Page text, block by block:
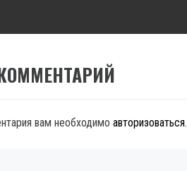
вам необходимо авторизоваться.